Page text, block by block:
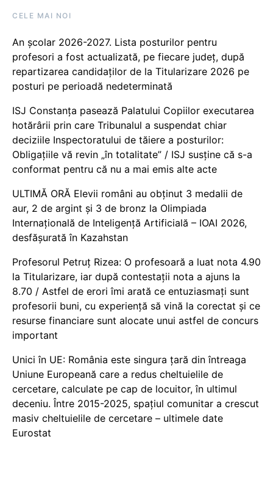
CELE MAI NOI
An școlar 2026-2027. Lista posturilor pentru
profesori a fost actualizată, pe fiecare județ, după
repartizarea candidaților de la Titularizare 2026 pe
posturi pe perioadă nedeterminată
ISJ Constanța pasează Palatului Copiilor executarea
hotărârii prin care Tribunalul a suspendat chiar
deciziile Inspectoratului de tăiere a posturilor:
Obligațiile vă revin „în totalitate” / ISJ susține că s-a
conformat pentru că nu a mai emis alte acte
ULTIMĂ ORĂ Elevii români au obținut 3 medalii de
aur, 2 de argint și 3 de bronz la Olimpiada
Internațională de Inteligență Artificială – IOAI 2026,
desfășurată în Kazahstan
Profesorul Petruț Rizea: O profesoară a luat nota 4.90
la Titularizare, iar după contestații nota a ajuns la
8.70 / Astfel de erori îmi arată ce entuziasmați sunt
profesorii buni, cu experiență să vină la corectat și ce
resurse financiare sunt alocate unui astfel de concurs
important
Unici în UE: România este singura țară din întreaga
Uniune Europeană care a redus cheltuielile de
cercetare, calculate pe cap de locuitor, în ultimul
deceniu. Între 2015-2025, spațiul comunitar a crescut
masiv cheltuielile de cercetare – ultimele date
Eurostat